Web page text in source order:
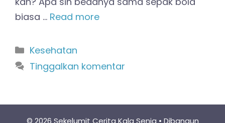
biasa … Read more
Kategori
Kesehatan
Tinggalkan komentar
© 2026 Sekelumit Cerita Kala Senja • Dibangun